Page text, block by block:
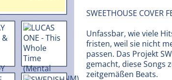
SWEETHOUSE COVER
Unfassbar, wie viele
fristen, weil sie nicht
passen. Das Projekt
gemacht, diese Songs
zeitgemäßen Beats.